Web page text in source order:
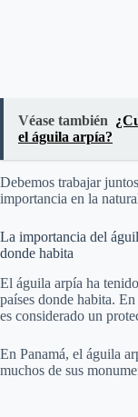
Véase también
el águila arpía?
Debemos trabajar
importancia en la
La importancia del
donde habita
El águila arpía ha
países donde habita.
es considerado un
En Panamá, el águila
muchos de sus